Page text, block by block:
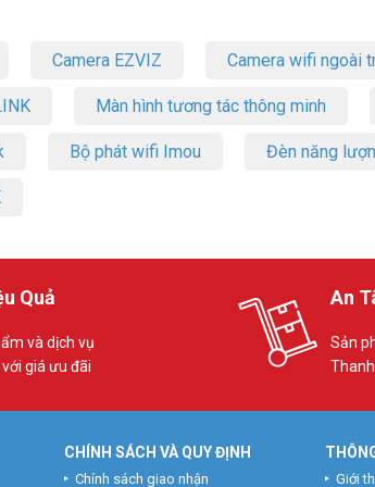
qua excel để thuận tiện cho việc tính lương và các
Việt, có sách hướng dẫn chi tiết kèm hình ảnh
nay để được hỗ trợ giá tốt nhất. Tham khảo thêm
Camera EZVIZ Camera wifi ngoài
Màn hình tương tác thông minh
Bộ phát wifi Imou Đèn năng
Quả
và dịch vụ
giá ưu đãi
An
Sản
CHÍNH SÁCH VÀ QUY ĐỊNH
Chính sách giao nhận Giới